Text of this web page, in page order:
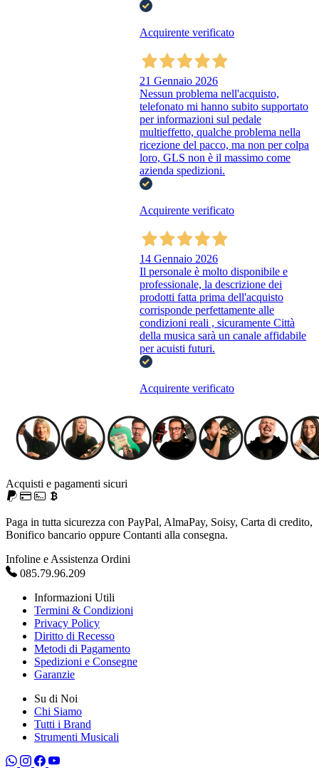
Acquirente verificato
21 Gennaio 2026
Nessun problema nell'acquisto,
telefonato mi hanno subito supportato
per informazioni sul pedale
multieffetto, qualche problema nella
ricezione del pacco, ma non per colpa
loro, GLS non è il massimo come
azienda spedizioni.
Acquirente verificato
14 Gennaio 2026
Il personale è molto disponibile e
professionale, la descrizione dei
prodotti fatta prima dell'acquisto
corrisponde perfettamente alle
condizioni reali , sicuramente Città
della musica sarà un canale affidabile
per acuisti futuri.
Acquirente verificato
Acquisti e pagamenti sicuri
Paga in tutta sicurezza con PayPal, AlmaPay, Soisy, Carta di credito,
Bonifico bancario oppure Contanti alla consegna.
Infoline e Assistenza Ordini
085.79.96.209
Informazioni Utili
Termini & Condizioni
Privacy Policy
Diritto di Recesso
Metodi di Pagamento
Spedizioni e Consegne
Garanzie
Su di Noi
Chi Siamo
Tutti i Brand
Strumenti Musicali